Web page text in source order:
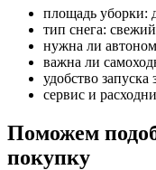
площадь уборки:
тип снега:
нужна ли
важна ли
удобство
сервис и
Поможем
покупку